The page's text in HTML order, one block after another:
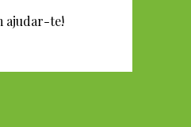
ajudar-te!